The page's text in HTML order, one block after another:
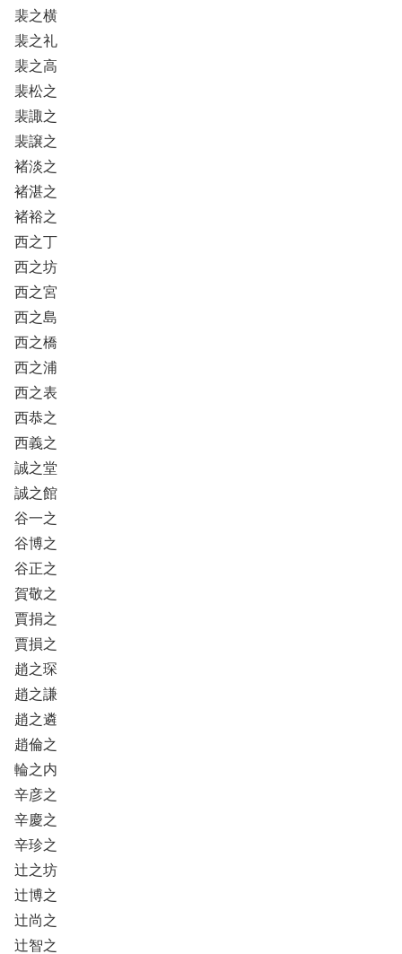
裴之横
裴之礼
裴之高
裴松之
裴諏之
裴譲之
褚淡之
褚湛之
褚裕之
西之丁
西之坊
西之宮
西之島
西之橋
西之浦
西之表
西恭之
西義之
誠之堂
誠之館
谷一之
谷博之
谷正之
賀敬之
賈捐之
賈損之
趙之琛
趙之謙
趙之遴
趙倫之
輪之内
辛彦之
辛慶之
辛珍之
辻之坊
辻博之
辻尚之
辻智之